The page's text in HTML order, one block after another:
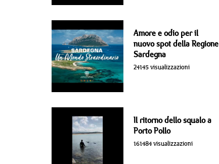
Amore e odio per il
nuovo spot della Regione
Sardegna
24145 visualizzazioni
Il ritorno dello squalo a
Porto Pollo
161484 visualizzazioni